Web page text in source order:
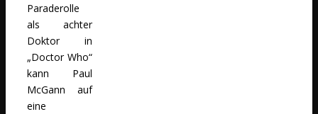
Paraderolle
als achter
Doktor in
„Doctor Who“
kann Paul
McGann auf
eine